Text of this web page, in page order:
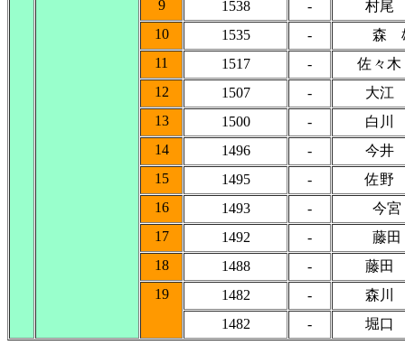
9
1538 -
村尾
10
1535 -
森
11
1517 -
佐々
12
1507 -
大江
13
1500 -
白川
14
1496 -
今井
15
1495 -
佐野
16
1493 -
今
17
1492 -
藤
18
1488 -
藤田
19
1482 -
森川
1482
- 堀口